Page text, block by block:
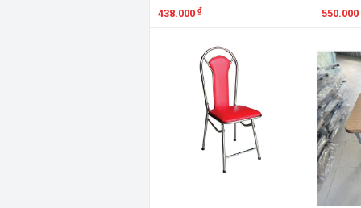
438.000 ₫
550.000